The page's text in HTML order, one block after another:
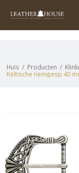
Huis / Producten /
Keltische riemgesp 40